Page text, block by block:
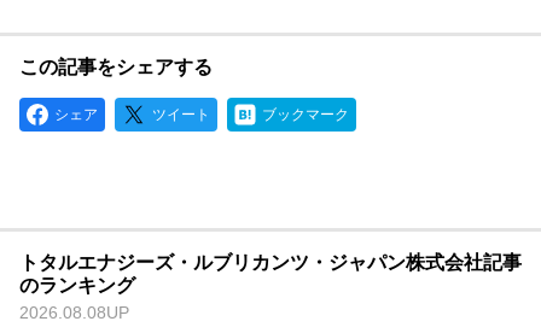
この記事をシェアする
シェア ツイート ブックマーク
トタルエナジーズ・ルブリカンツ・ジャパン株式会社記事
のランキング
2026.08.08UP